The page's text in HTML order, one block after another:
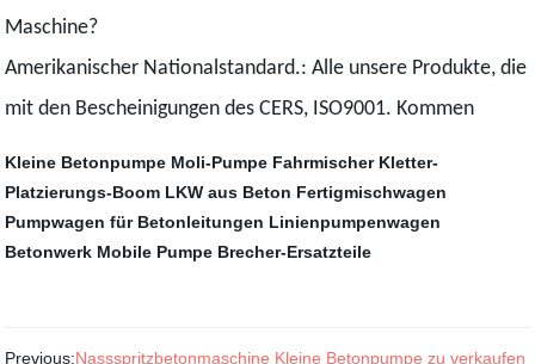
Maschine?
Amerikanischer Nationalstandard.: Alle unsere Produkte, die
mit den Bescheinigungen des CERS, ISO9001. Kommen
Kleine Betonpumpe Moli-Pumpe Fahrmischer Kletter-
Platzierungs-Boom LKW aus Beton Fertigmischwagen
Pumpwagen für Betonleitungen Linienpumpenwagen
Betonwerk Mobile Pumpe Brecher-Ersatzteile
Previous:Nassspritzbetonmaschine Kleine Betonpumpe zu verkaufen